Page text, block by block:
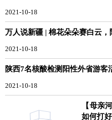
2021-10-18
万人说新疆 | 棉花朵朵赛白云，
2021-10-18
陕西7名核酸检测阳性外省游客
2021-10-18
【母亲
如何打